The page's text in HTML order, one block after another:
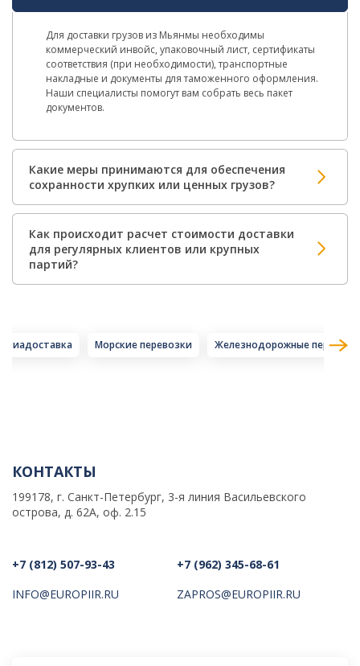
Для доставки грузов из Мьянмы необходимы
коммерческий инвойс, упаковочный лист, сертификаты
соответствия (при необходимости), транспортные
накладные и документы для таможенного оформления.
Наши специалисты помогут вам собрать весь пакет
документов.
Какие меры принимаются для обеспечения
сохранности хрупких или ценных грузов?
Как происходит расчет стоимости доставки
для регулярных клиентов или крупных
партий?
Авиадоставка Морские перевозки Железнодорожные
КОНТАКТЫ
199178, г. Санкт-Петербург, 3-я линия Васильевского
острова, д. 62А, оф. 2.15
+7 (812) 507-93-43
INFO@EUROPIIR.RU
+7 (962) 345-68-61
ZAPROS@EUROPIIR.RU